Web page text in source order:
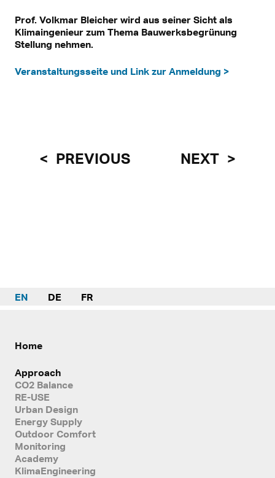
Prof. Volkmar Bleicher wird aus seiner Sicht als
Klimaingenieur zum Thema Bauwerksbegrünung
Stellung nehmen.
Veranstaltungsseite und Link zur Anmeldung >
PREVIOUS NEXT
EN DE FR
Home
Approach
CO2 Balance
RE-USE
Urban Design
Energy Supply
Outdoor Comfort
Monitoring
Academy
KlimaEngineering